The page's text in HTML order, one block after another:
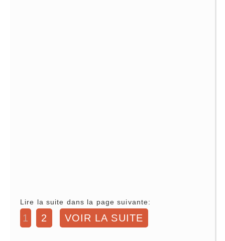
Lire la suite dans la page suivante:
1 2 VOIR LA SUITE